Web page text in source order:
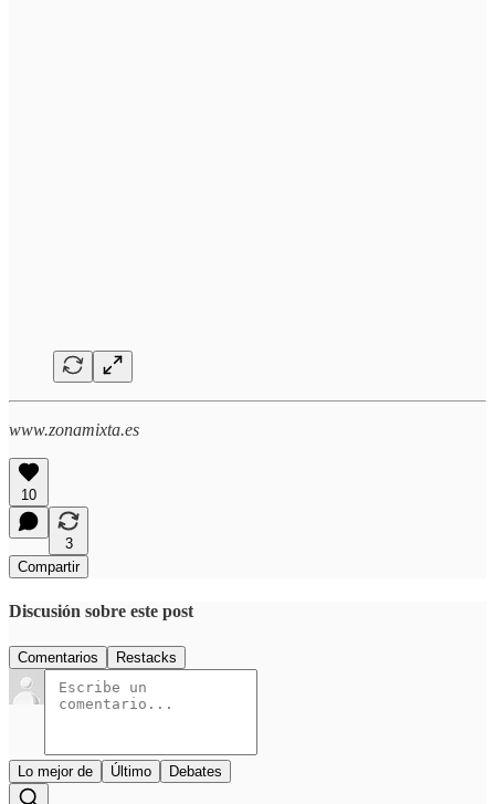
www.zonamixta.es
10
3
Compartir
Discusión sobre este post
Comentarios Restacks
Lo mejor de Último Debates